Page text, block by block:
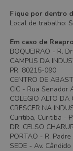
Fique por dentro
Local de trabalho:
Em caso de
BOQUEIRAO - R.
CAMPUS DA
PR, 80215-090
CENTRO DE
CIC - Rua Senador
COLEGIO ALTO
CRESCER NA
Curitiba, Curitiba -
DR. CELSO
PORTAO - R.
SEDE - Av.